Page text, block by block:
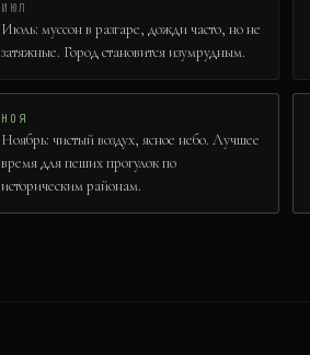
ИЮЛ
Июль: муссон в разгаре, дожди часто, но не
затяжные. Город становится изумрудным.
НОЯ
Ноябрь: чистый воздух, ясное небо. Лучшее
время для пеших прогулок по
историческим районам.